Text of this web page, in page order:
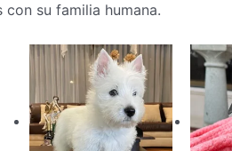
su familia humana.